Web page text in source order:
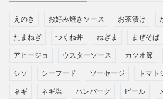
えのき お好み焼きソース お茶漬け
たまねぎ つくね丼 ねぎま まぜそば
アヒージョ ウスターソース カツオ節
シソ シーフード ソーセージ トマト
ネギ ネギ塩 ハンバーグ ビール